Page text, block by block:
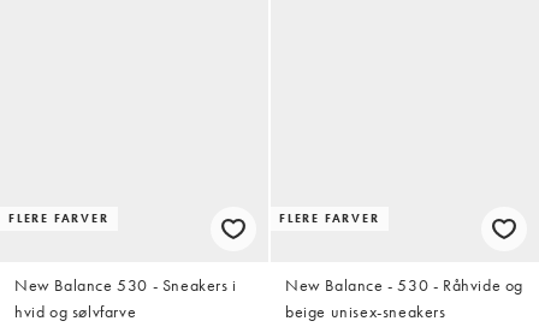
FLERE FARVER
New Balance 530 - Sneakers i
hvid og sølvfarve
FLERE FARVER
New Balance - 530 - Råhvide og
beige unisex-sneakers